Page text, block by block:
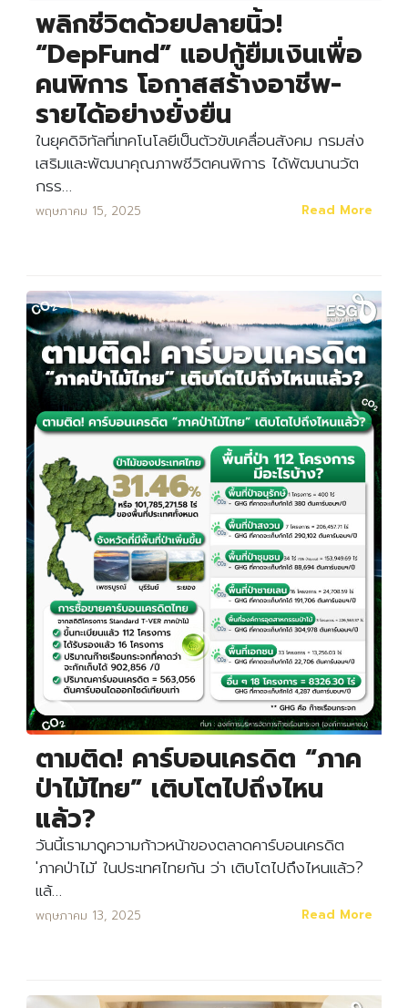
Search
for:
พลิกชีวิตด้วยปลายนิ้ว!
“DepFund” แอปกู้ยืมเงินเพื่อ
คนพิการ โอกาสสร้างอาชีพ-
รายได้อย่างยั่งยืน
ในยุคดิจิทัลที่เทคโนโลยีเป็นตัวขับเคลื่อนสังคม กรมส่ง
เสริมและพัฒนาคุณภาพชีวิตคนพิการ ได้พัฒนานวัต
กรร…
พฤษภาคม 15, 2025 Read More
ตามติด! คาร์บอนเครดิต “ภาค
ป่าไม้ไทย” เติบโตไปถึงไหน
แล้ว?
วันนี้เรามาดูความก้าวหน้าของตลาดคาร์บอนเครดิต
'ภาคป่าไม้' ในประเทศไทยกัน ว่า เติบโตไปถึงไหนแล้ว?
แล้…
พฤษภาคม 13, 2025 Read More